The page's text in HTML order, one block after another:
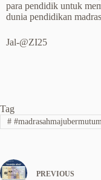
para pendidik untuk
dunia pendidikan
Jal-@ZI25
Tag
#
PREVIOUS